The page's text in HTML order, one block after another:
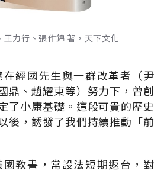
王力行、張作錦 著，天下文化
經國先生與一群改革者（尹
鼎、趙耀東等）努力下，曾創
了小康基礎。這段可貴的歷史
後，誘發了我們持續推動「前
教書，常設法短期返台，對